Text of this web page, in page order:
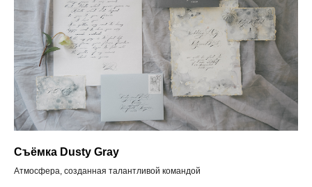
Съёмка Dusty Gray
Атмосфера, созданная талантливой командой